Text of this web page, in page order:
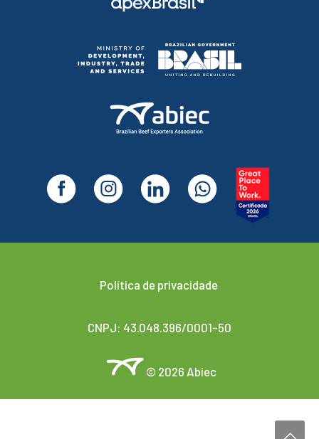
Política de privacidade
CNPJ: 43.048.396/0001-50
© 2026 Abiec